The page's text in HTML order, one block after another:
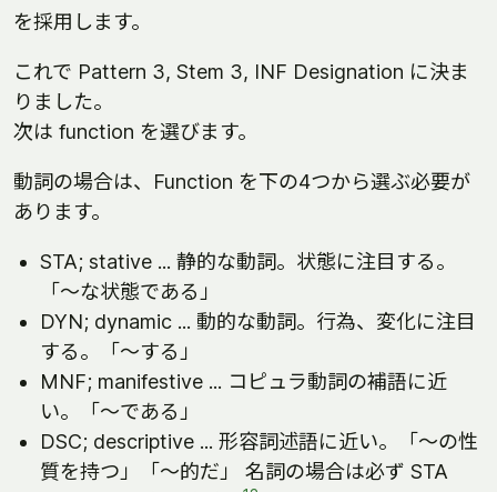
を採用します。
これで Pattern 3, Stem 3, INF Designation に決ま
りました。
次は function を選びます。
動詞の場合は、Function を下の4つから選ぶ必要が
あります。
STA; stative ... 静的な動詞。状態に注目する。
「～な状態である」
DYN; dynamic ... 動的な動詞。行為、変化に注目
する。「～する」
MNF; manifestive ... コピュラ動詞の補語に近
い。「～である」
DSC; descriptive ... 形容詞述語に近い。「～の性
質を持つ」「～的だ」 名詞の場合は必ず STA